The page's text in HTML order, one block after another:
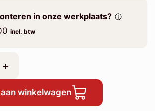
in onze werkplaats?
incl. btw
+
winkelwagen